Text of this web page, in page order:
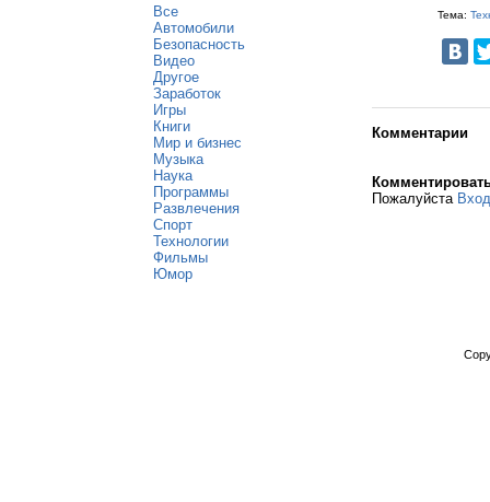
Все
Автомобили
Безопасность
Видео
Другое
Заработок
Игры
Книги
Мир и бизнес
Музыка
Наука
Программы
Развлечения
Спорт
Технологии
Фильмы
Юмор
Тема:
Комментарии
Пожалуйста Вход